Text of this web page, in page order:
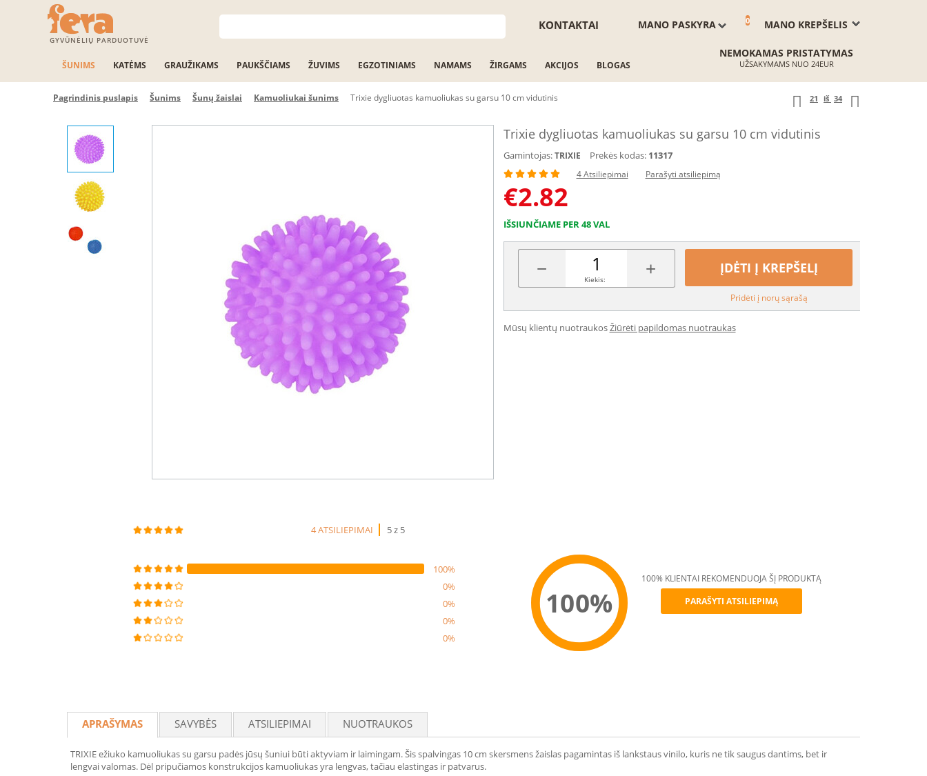
GYVŪNĖLIŲ PARDUOTUVĖ
MANO KREPŠELIS
0
MANO PASKYRA
KONTAKTAI
ŠUNIMS KATĖMS GRAUŽIKAMS PAUKŠČIAMS ŽUVIMS EGZOTINIAMS NAMAMS ŽIRGAMS AKCIJOS BLOGAS
NEMOKAMAS PRISTATYMAS
UŽSAKYMAMS NUO 24EUR
Pagrindinis puslapis Šunims Šunų žaislai Kamuoliukai šunims Trixie dygliuotas kamuoliukas su garsu 10 cm vidutinis 21 iš 34
Trixie dygliuotas kamuoliukas su garsu 10 cm vidutinis
Gamintojas: TRIXIE Prekės kodas: 11317
4 Atsiliepimai Parašyti atsiliepimą
€2.82
IŠSIUNČIAME PER 48 VAL
− +
Kiekis:
ĮDĖTI Į KREPŠELĮ
Pridėti į norų sąrašą
Mūsų klientų nuotraukosŽiūrėti papildomas nuotraukas
4 ATSILIEPIMAI 5 z 5
100%
0%
0%
0%
0%
100%
100% KLIENTAI REKOMENDUOJA ŠĮ PRODUKTĄ
PARAŠYTI ATSILIEPIMĄ
APRAŠYMAS SAVYBĖS ATSILIEPIMAI NUOTRAUKOS
TRIXIE ežiuko kamuoliukas su garsu padės jūsų šuniui būti aktyviam ir laimingam. Šis spalvingas 10 cm skersmens žaislas pagamintas iš lankstaus vinilo, kuris ne tik saugus dantims, bet ir
lengvai valomas. Dėl pripučiamos konstrukcijos kamuoliukas yra lengvas, tačiau elastingas ir patvarus.